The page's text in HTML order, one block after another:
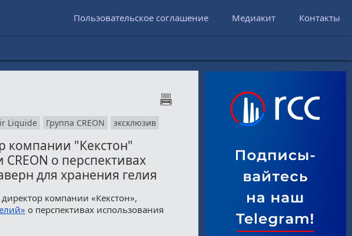
Пользовательское соглашение Медиакит Контакты
Liquide Группа CREON эксклюзив
компании "Кекстон"
о перспективах
для хранения гелия
компании «Кекстон»,
о перспективах использования